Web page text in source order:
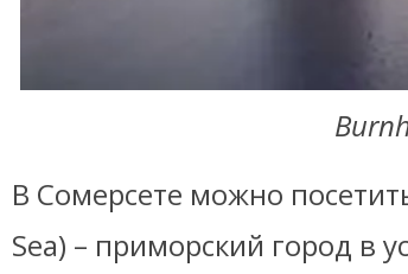
В Сомерсете можно
Sea) – приморский город в